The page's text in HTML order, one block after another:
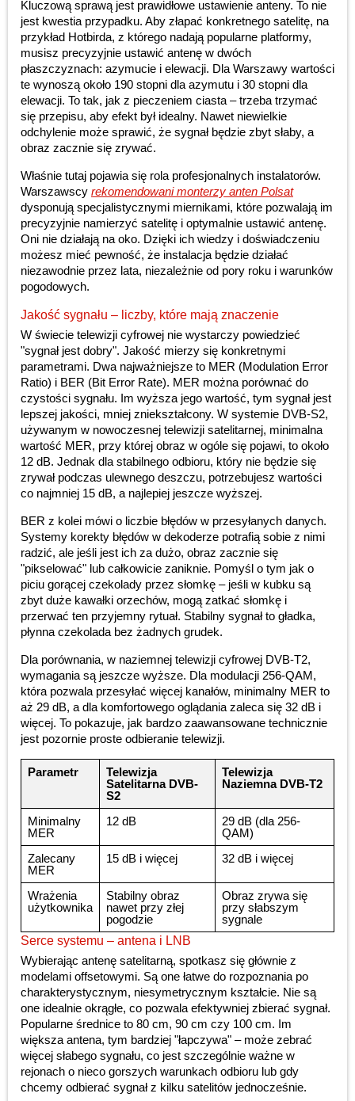
Kluczową sprawą jest prawidłowe ustawienie anteny. To nie
jest kwestia przypadku. Aby złapać konkretnego satelitę, na
przykład Hotbirda, z którego nadają popularne platformy,
musisz precyzyjnie ustawić antenę w dwóch
płaszczyznach: azymucie i elewacji. Dla Warszawy wartości
te wynoszą około 190 stopni dla azymutu i 30 stopni dla
elewacji. To tak, jak z pieczeniem ciasta – trzeba trzymać
się przepisu, aby efekt był idealny. Nawet niewielkie
odchylenie może sprawić, że sygnał będzie zbyt słaby, a
obraz zacznie się zrywać.
Właśnie tutaj pojawia się rola profesjonalnych instalatorów.
Warszawscy rekomendowani monterzy anten Polsat
dysponują specjalistycznymi miernikami, które pozwalają im
precyzyjnie namierzyć satelitę i optymalnie ustawić antenę.
Oni nie działają na oko. Dzięki ich wiedzy i doświadczeniu
możesz mieć pewność, że instalacja będzie działać
niezawodnie przez lata, niezależnie od pory roku i warunków
pogodowych.
Jakość sygnału – liczby, które mają znaczenie
W świecie telewizji cyfrowej nie wystarczy powiedzieć
"sygnał jest dobry". Jakość mierzy się konkretnymi
parametrami. Dwa najważniejsze to MER (Modulation Error
Ratio) i BER (Bit Error Rate). MER można porównać do
czystości sygnału. Im wyższa jego wartość, tym sygnał jest
lepszej jakości, mniej zniekształcony. W systemie DVB-S2,
używanym w nowoczesnej telewizji satelitarnej, minimalna
wartość MER, przy której obraz w ogóle się pojawi, to około
12 dB. Jednak dla stabilnego odbioru, który nie będzie się
zrywał podczas ulewnego deszczu, potrzebujesz wartości
co najmniej 15 dB, a najlepiej jeszcze wyższej.
BER z kolei mówi o liczbie błędów w przesyłanych danych.
Systemy korekty błędów w dekoderze potrafią sobie z nimi
radzić, ale jeśli jest ich za dużo, obraz zacznie się
"pikselować" lub całkowicie zaniknie. Pomyśl o tym jak o
piciu gorącej czekolady przez słomkę – jeśli w kubku są
zbyt duże kawałki orzechów, mogą zatkać słomkę i
przerwać ten przyjemny rytuał. Stabilny sygnał to gładka,
płynna czekolada bez żadnych grudek.
Dla porównania, w naziemnej telewizji cyfrowej DVB-T2,
wymagania są jeszcze wyższe. Dla modulacji 256-QAM,
która pozwala przesyłać więcej kanałów, minimalny MER to
aż 29 dB, a dla komfortowego oglądania zaleca się 32 dB i
więcej. To pokazuje, jak bardzo zaawansowane technicznie
jest pozornie proste odbieranie telewizji.
Parametr
Telewizja
Satelitarna DVB-
S2
Telewizja
Naziemna DVB-T2
Minimalny
MER
12 dB
29 dB (dla 256-
QAM)
Zalecany
MER
15 dB i więcej 32 dB i więcej
Wrażenia
użytkownika
Stabilny obraz
nawet przy złej
pogodzie
Obraz zrywa się
przy słabszym
sygnale
Serce systemu – antena i LNB
Wybierając antenę satelitarną, spotkasz się głównie z
modelami offsetowymi. Są one łatwe do rozpoznania po
charakterystycznym, niesymetrycznym kształcie. Nie są
one idealnie okrągłe, co pozwala efektywniej zbierać sygnał.
Popularne średnice to 80 cm, 90 cm czy 100 cm. Im
większa antena, tym bardziej "łapczywa" – może zebrać
więcej słabego sygnału, co jest szczególnie ważne w
rejonach o nieco gorszych warunkach odbioru lub gdy
chcemy odbierać sygnał z kilku satelitów jednocześnie.